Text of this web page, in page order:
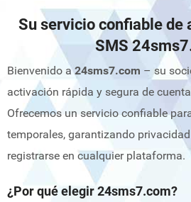
Su servicio confiable de
SMS
Bienvenido a24sms7.com – su
activación rápida y segura de
Ofrecemos un servicio confiable
temporales, garantizando
registrarse en cualquier plataforma.
¿Por qué elegir 24sms7.com?